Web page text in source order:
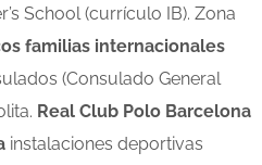
School (currículo IB). Zona
familias internacionales
(Consulado General
Real Club Polo Barcelona
instalaciones deportivas